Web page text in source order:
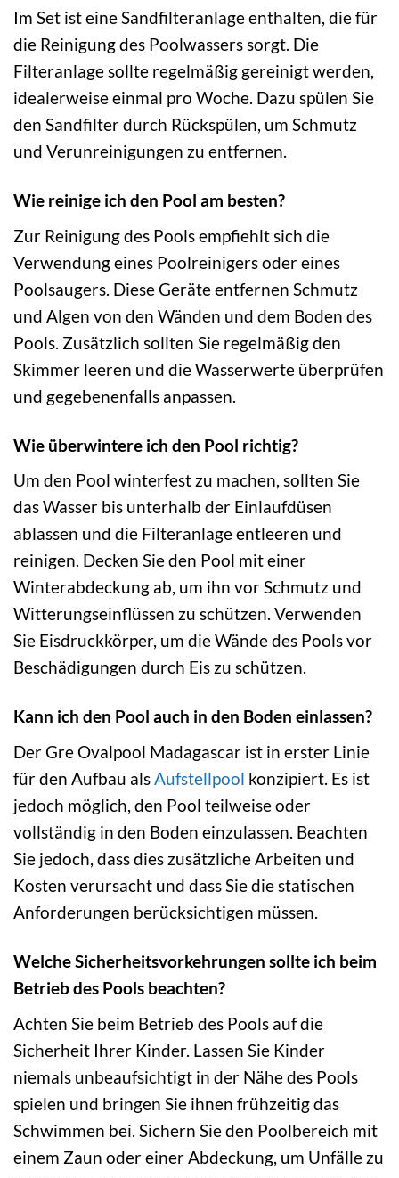
Im Set ist eine Sandfilteranlage enthalten, die für
die Reinigung des Poolwassers sorgt. Die
Filteranlage sollte regelmäßig gereinigt werden,
idealerweise einmal pro Woche. Dazu spülen Sie
den Sandfilter durch Rückspülen, um Schmutz
und Verunreinigungen zu entfernen.
Wie reinige ich den Pool am besten?
Zur Reinigung des Pools empfiehlt sich die
Verwendung eines Poolreinigers oder eines
Poolsaugers. Diese Geräte entfernen Schmutz
und Algen von den Wänden und dem Boden des
Pools. Zusätzlich sollten Sie regelmäßig den
Skimmer leeren und die Wasserwerte überprüfen
und gegebenenfalls anpassen.
Wie überwintere ich den Pool richtig?
Um den Pool winterfest zu machen, sollten Sie
das Wasser bis unterhalb der Einlaufdüsen
ablassen und die Filteranlage entleeren und
reinigen. Decken Sie den Pool mit einer
Winterabdeckung ab, um ihn vor Schmutz und
Witterungseinflüssen zu schützen. Verwenden
Sie Eisdruckkörper, um die Wände des Pools vor
Beschädigungen durch Eis zu schützen.
Kann ich den Pool auch in den Boden einlassen?
Der Gre Ovalpool Madagascar ist in erster Linie
für den Aufbau alsAufstellpool konzipiert. Es ist
jedoch möglich, den Pool teilweise oder
vollständig in den Boden einzulassen. Beachten
Sie jedoch, dass dies zusätzliche Arbeiten und
Kosten verursacht und dass Sie die statischen
Anforderungen berücksichtigen müssen.
Welche Sicherheitsvorkehrungen sollte ich beim
Betrieb des Pools beachten?
Achten Sie beim Betrieb des Pools auf die
Sicherheit Ihrer Kinder. Lassen Sie Kinder
niemals unbeaufsichtigt in der Nähe des Pools
spielen und bringen Sie ihnen frühzeitig das
Schwimmen bei. Sichern Sie den Poolbereich mit
einem Zaun oder einer Abdeckung, um Unfälle zu